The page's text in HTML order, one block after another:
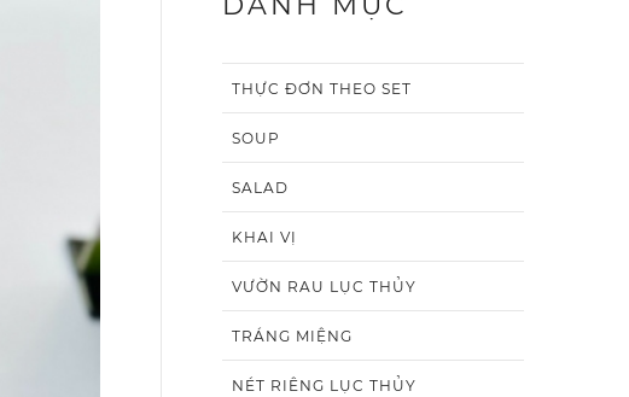
THỰC ĐƠN THEO SET
SOUP
SALAD
KHAI VỊ
VƯỜN RAU LỤC THỦY
TRÁNG MIỆNG
NÉT RIÊNG LỤC THỦY